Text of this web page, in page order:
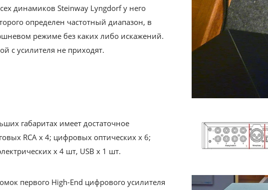
динамиков Steinway Lyngdorf у него
определен частотный диапазон, в
режиме без каких либо искажений.
с усилителя не приходят.
габаритах имеет достаточное
RCA х 4; цифровых оптических х 6;
х 4 шт, USB х 1 шт.
первого High-End цифрового усилителя